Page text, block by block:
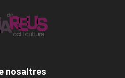
nosaltres